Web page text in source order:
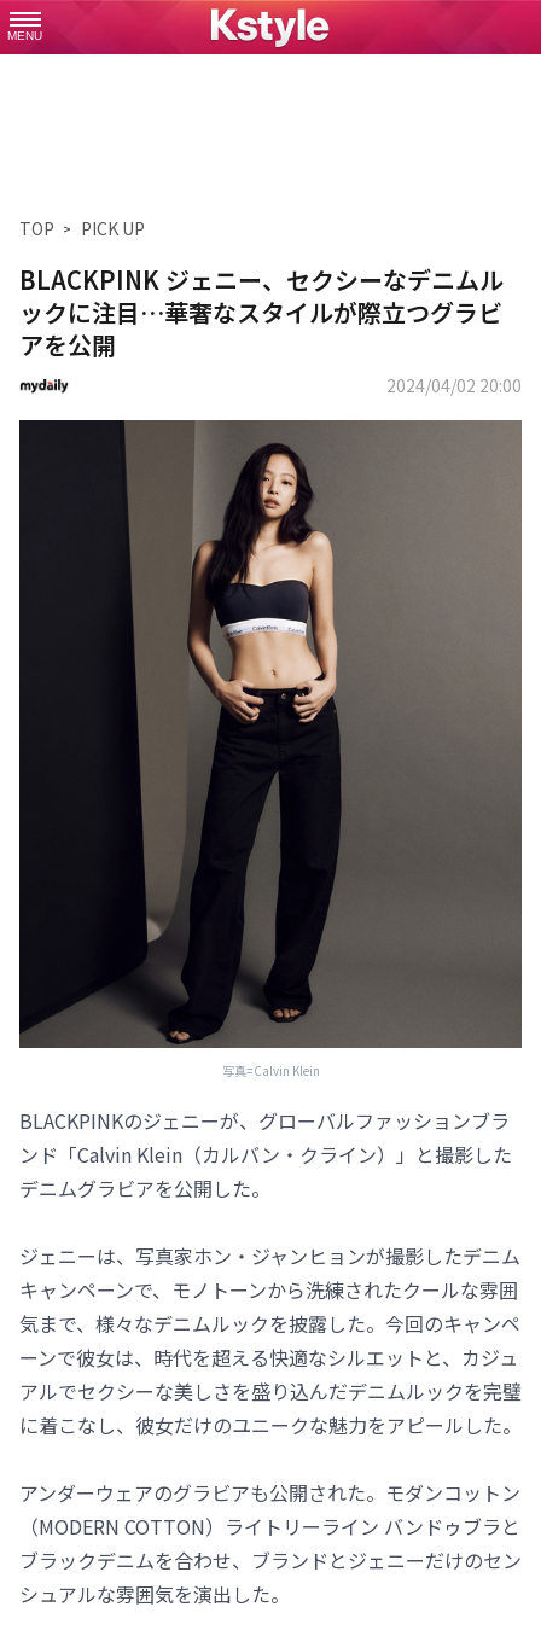
MENU
TOP PICK UP
BLACKPINK ジェニー、セクシーなデニムル
ックに注目…華奢なスタイルが際立つグラビ
アを公開
2024/04/02 20:00
写真=Calvin Klein
BLACKPINKのジェニーが、グローバルファッションブラ
ンド「Calvin Klein（カルバン・クライン）」と撮影した
デニムグラビアを公開した。
ジェニーは、写真家ホン・ジャンヒョンが撮影したデニム
キャンペーンで、モノトーンから洗練されたクールな雰囲
気まで、様々なデニムルックを披露した。今回のキャンペ
ーンで彼女は、時代を超える快適なシルエットと、カジュ
アルでセクシーな美しさを盛り込んだデニムルックを完璧
に着こなし、彼女だけのユニークな魅力をアピールした。
アンダーウェアのグラビアも公開された。モダンコットン
（MODERN COTTON）ライトリーライン バンドゥブラと
ブラックデニムを合わせ、ブランドとジェニーだけのセン
シュアルな雰囲気を演出した。